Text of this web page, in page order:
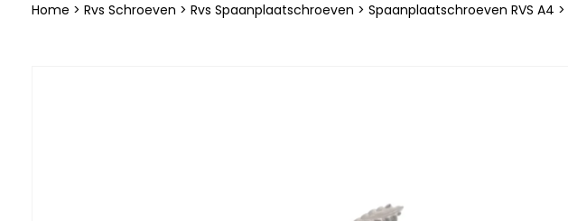
Home > Rvs Schroeven > Rvs Spaanplaatschroeven > Spaanplaatschroeven RVS A4 >